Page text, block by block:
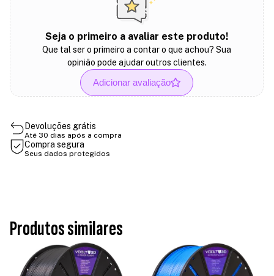
Seja o primeiro a avaliar este produto!
Que tal ser o primeiro a contar o que achou? Sua
opinião pode ajudar outros clientes.
Adicionar avaliação
Devoluções grátis
Até 30 dias após a compra
Compra segura
Seus dados protegidos
Produtos similares